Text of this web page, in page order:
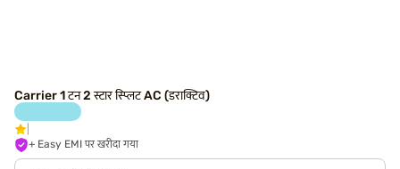
Carrier 1 टन 2 स्टार स्प्लिट AC (डराक्टिव)
+ Easy EMI पर खरीदा गया